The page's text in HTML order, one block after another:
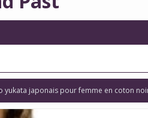
yukata japonais pour femme en coton